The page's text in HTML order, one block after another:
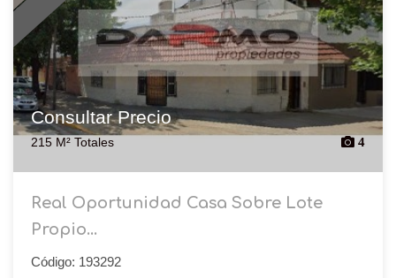
Consultar Precio
215 M² Totales 4
Real Oportunidad Casa Sobre Lote
Propio...
Código: 193292